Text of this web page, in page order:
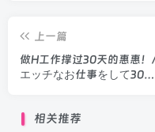
上一篇
做H工作撑过30天的惠惠
エッチなお仕事をして30日
449MB|汉化版
相关推荐